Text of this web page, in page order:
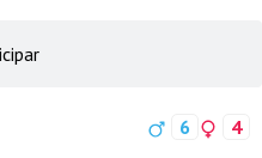
6 4